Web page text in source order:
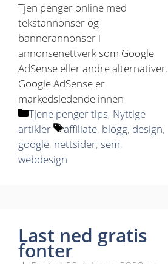
Tjen penger online med
tekstannonser og
bannerannonser i
annonsenettverk som Google
AdSense eller andre alternativer.
Google AdSense er
markedsledende innen
Kategorier
Tjene penger tips, Nyttige
artikler
Stikkord
affiliate, blogg, design,
google, nettsider, sem,
webdesign
Last ned gratis
fonter